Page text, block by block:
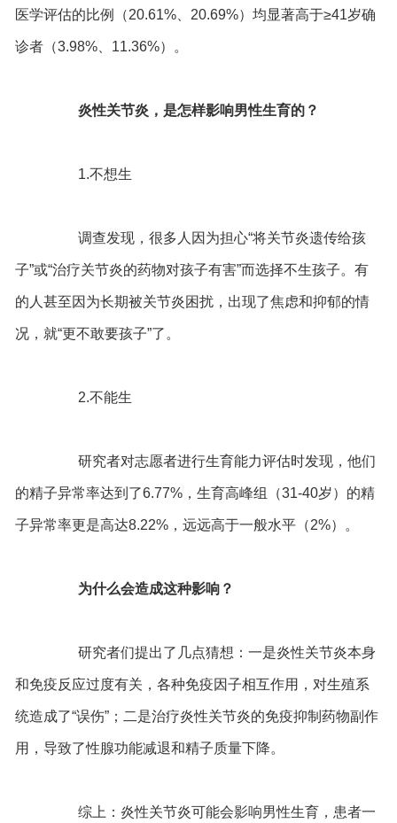
医学评估的比例（20.61%、20.69%）均显著高于≥41岁确
诊者（3.98%、11.36%）。
炎性关节炎，是怎样影响男性生育的？
1.不想生
调查发现，很多人因为担心“将关节炎遗传给孩
子”或“治疗关节炎的药物对孩子有害”而选择不生孩子。有
的人甚至因为长期被关节炎困扰，出现了焦虑和抑郁的情
况，就“更不敢要孩子”了。
2.不能生
研究者对志愿者进行生育能力评估时发现，他们
的精子异常率达到了6.77%，生育高峰组（31-40岁）的精
子异常率更是高达8.22%，远远高于一般水平（2%）。
为什么会造成这种影响？
研究者们提出了几点猜想：一是炎性关节炎本身
和免疫反应过度有关，各种免疫因子相互作用，对生殖系
统造成了“误伤”；二是治疗炎性关节炎的免疫抑制药物副作
用，导致了性腺功能减退和精子质量下降。
综上：炎性关节炎可能会影响男性生育，患者一